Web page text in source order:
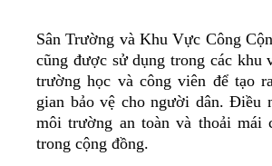
Sân Trường và Khu Vực Công
cũng được sử dụng trong các khu
trường học và công viên để tạo
gian bảo vệ cho người dân. Điều
môi trường an toàn và thoải mái
trong cộng đồng.